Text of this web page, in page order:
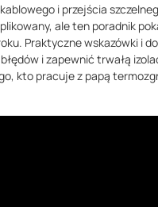
i przejścia
ale ten poradnik
Praktyczne wskazówki i
i zapewnić trwałą
kto pracuje z papą